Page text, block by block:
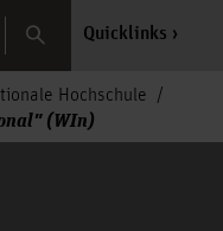
Search Quicklinks
Hochschule
(WIn)